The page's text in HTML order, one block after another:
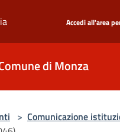
Accedi all'area
di Monza
> Comunicazione